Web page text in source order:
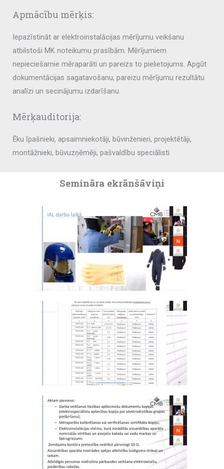
Apmācību mērķis:
Iepazīstināt ar elektroinstalācijas mērījumu veikšanu
atbilstoši MK noteikumu prasībām. Mērījumiem
nepieciešamie mēraparāti un pareizs to pielietojums. Apgūt
dokumentācijas sagatavošanu, pareizu mērījumu rezultātu
analīzi un secinājumu izdarīšanu.
Mērķauditorija:
Ēku īpašnieki, apsaimniekotāji, būvinženieri, projektētāji,
montāžnieki, būvuzņēmēji, pašvaldību speciālisti
Semināra ekrānšāviņi